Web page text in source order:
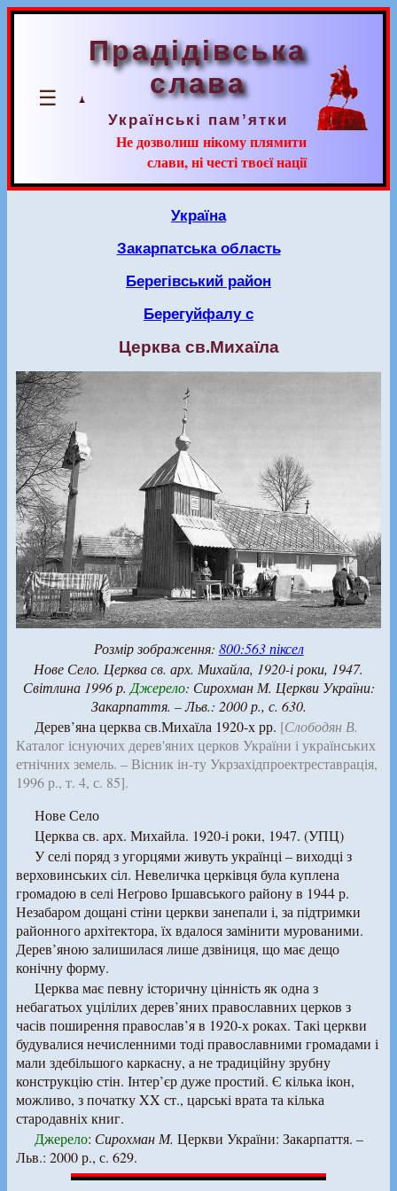
☰
Прадідівська
слава
Українські пам’ятки
Не дозволиш нікому плямити
слави, ні честі твоєї нації
Україна
Закарпатська область
Берегівський район
Берегуйфалу с
Церква св.Михаїла
Розмір зображення: 800:563 піксел
Нове Село. Церква св. арх. Михайла, 1920-і роки, 1947.
Світлина 1996 р. Джерело: Сирохман М. Церкви України:
Закарпаття. – Льв.: 2000 р., с. 630.
Дерев’яна церква св.Михаїла 1920-х рр. [Слободян В.
Каталог існуючих дерев'яних церков України і українських
етнічних земель. – Вісник ін-ту Укрзахідпроектреставрація,
1996 р., т. 4, с. 85].
Нове Село
Церква св. арх. Михайла. 1920-і роки, 1947. (УПЦ)
У селі поряд з угорцями живуть українці – виходці з
верховинських сіл. Невеличка церківця була куплена
громадою в селі Неґрово Іршавського району в 1944 р.
Незабаром дощані стіни церкви занепали і, за підтримки
районного архітектора, їх вдалося замінити мурованими.
Дерев’яною залишилася лише дзвіниця, що має дещо
конічну форму.
Церква має певну історичну цінність як одна з
небагатьох уцілілих дерев’яних православних церков з
часів поширення православ’я в 1920-х роках. Такі церкви
будувалися нечисленними тоді православними громадами і
мали здебільшого каркасну, а не традиційну зрубну
конструкцію стін. Інтер’єр дуже простий. Є кілька ікон,
можливо, з початку XX ст., царські врата та кілька
стародавніх книг.
Джерело: Сирохман М. Церкви України: Закарпаття. –
Льв.: 2000 р., с. 629.